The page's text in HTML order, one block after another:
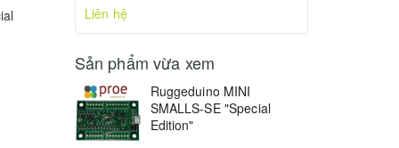
Liên hệ
Sản phẩm vừa xem
Ruggeduino MINI
SMALLS-SE "Special
Edition"